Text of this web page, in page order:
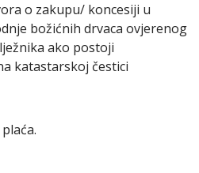
o zakupu/ koncesiji u
božićnih drvaca ovjerenog
ako postoji
katastarskoj čestici